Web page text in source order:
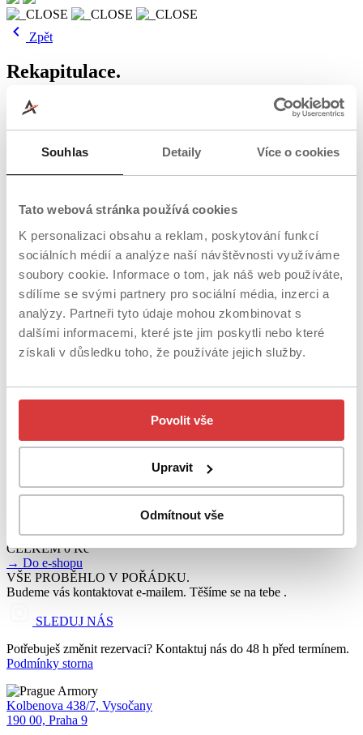
Souhlas Detaily Více o cookies
Tato webová stránka používá cookies
K personalizaci obsahu a reklam, poskytování funkcí
sociálních médií a analýze naší návštěvnosti využíváme
soubory cookie. Informace o tom, jak náš web používáte,
sdílíme se svými partnery pro sociální média, inzerci a
analýzy. Partneři tyto údaje mohou zkombinovat s
dalšími informacemi, které jste jim poskytli nebo které
získali v důsledku toho, že používáte jejich služby.
Povolit vše
Upravit
Odmítnout vše
Zpět
Rekapitulace.
All inclusive
Termín a údaje
Rekapitulace
Požadavek na rezervaci jsme přijali. Vaše rezervace bude potvrzena
po domluvení přesného času a přijetí platby.
TERMÍN A MÍSTO
Datum
Místo Prague Armory – Kolbenova 438/7, Praha 9
REZERVOVANÉ BALÍČKY
Pokud budeš potřebovat změnit termín nebo máš dotaz, napiš nám
CELKEM 0 Kč
→ Do e-shopu
VŠE PROBĚHLO V POŘÁDKU.
Budeme vás kontaktovat e-mailem. Těšíme se na tebe .
SLEDUJ NÁS
Potřebuješ změnit rezervaci? Kontaktuj nás do 48 h před termínem.
Podmínky storna
Kolbenova 438/7, Vysočany
190 00, Praha 9